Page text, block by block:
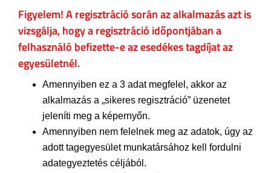
Figyelem! A regisztráció során az alkalmazás azt is
vizsgálja, hogy a regisztráció időpontjában a
felhasználó befizette-e az esedékes tagdíjat az
egyesületnél.
Amennyiben ez a 3 adat megfelel, akkor az
alkalmazás a „sikeres regisztráció” üzenetet
jeleníti meg a képernyőn.
Amennyiben nem felelnek meg az adatok, úgy az
adott tagegyesület munkatársához kell fordulni
adategyeztetés céljából.